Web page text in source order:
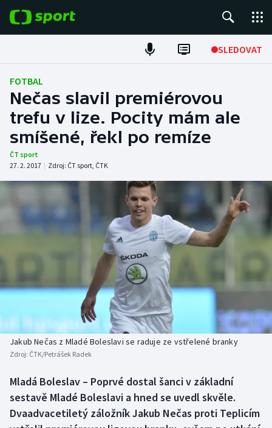
SLEDOVAT
Fotbal
Hokej
Tenis
Atletika
DALŠÍ SPORTY
Americký fotbal
Baseball a softbal
Biatlon
Box
NEPŘEHLÉDNĚTE
Historické návraty
Aplikace ČT sport
FOTBAL
Nečas slavil premiérovou
trefu v lize. Pocity mám ale
smíšené, řekl po remíze
ČT sport
27. 2. 2017 | Zdroj: ČT sport, ČTK
Jakub Nečas z Mladé Boleslavi se raduje ze vstřelené branky
Zdroj: ČTK/Petrášek Radek
Mladá Boleslav – Poprvé dostal šanci v základní
sestavě Mladé Boleslavi a hned se uvedl skvěle.
Dvaadvacetiletý záložník Jakub Nečas proti Teplicím